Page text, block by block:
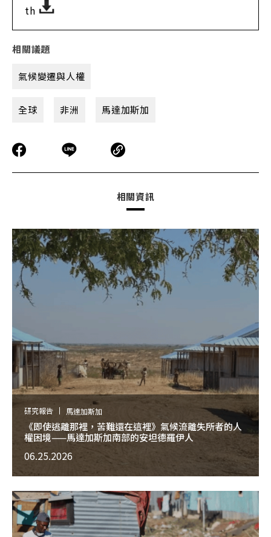
th
相關議題
氣候變遷與人權
全球 非洲 馬達加斯加
相關資訊
研究報告 馬達加斯加
《即使逃離那裡，苦難還在這裡》氣候流離失所者的人
權困境——馬達加斯加南部的安坦德羅伊人
06.25.2026